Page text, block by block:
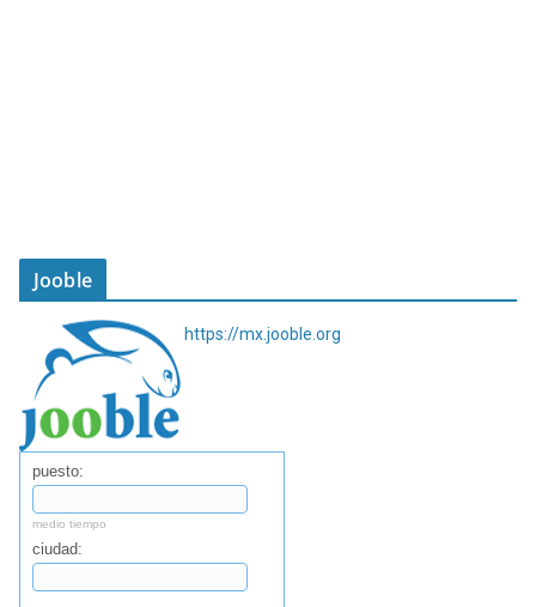
Jooble
https://mx.jooble.org
puesto:
medio tiempo
ciudad: